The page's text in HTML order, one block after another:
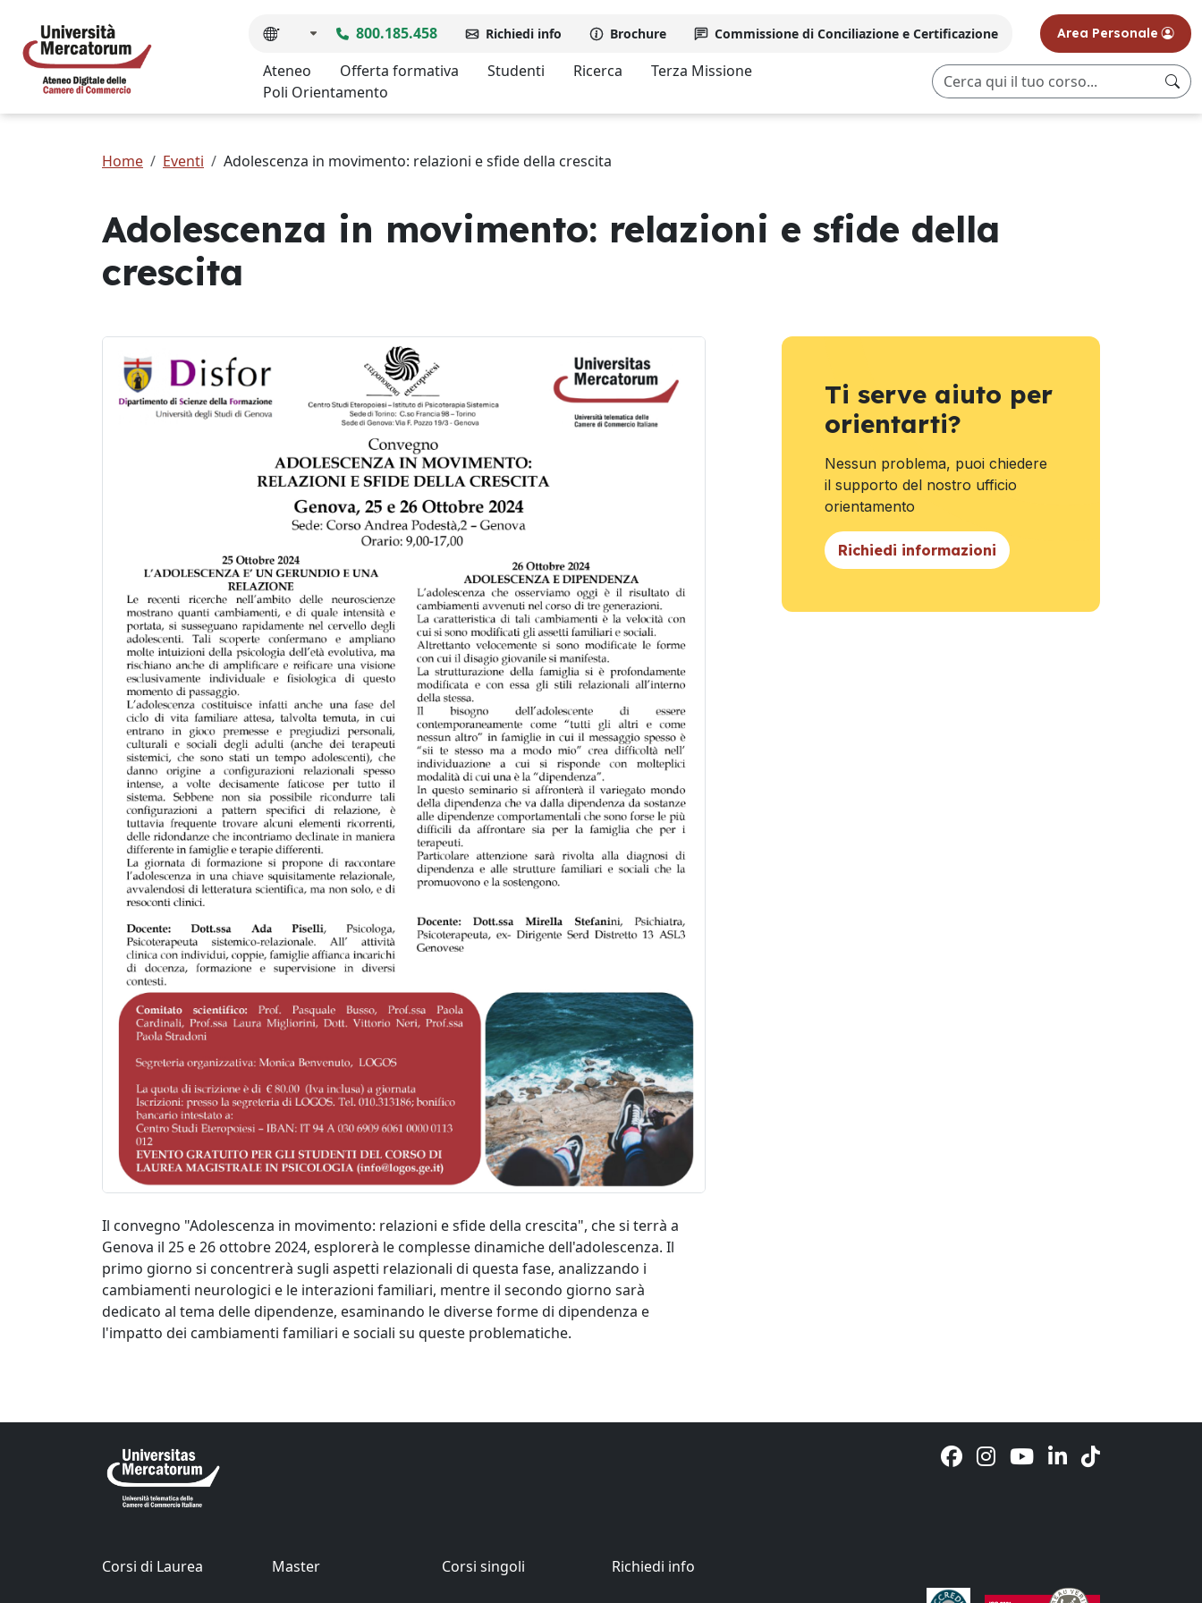
800.185.458 Richiedi info Brochure Commissione di Conciliazione e Certificazione Area Personale
Ateneo Offerta formativa Studenti Ricerca
Terza Missione
Poli Orientamento
Home Eventi Adolescenza in movimento: relazioni e sfide della crescita
Adolescenza in movimento: relazioni e sfide della
crescita
Il convegno "Adolescenza in movimento: relazioni e sfide della crescita", che si terrà a
Genova il 25 e 26 ottobre 2024, esplorerà le complesse dinamiche dell'adolescenza. Il
primo giorno si concentrerà sugli aspetti relazionali di questa fase, analizzando i
cambiamenti neurologici e le interazioni familiari, mentre il secondo giorno sarà
dedicato al tema delle dipendenze, esaminando le diverse forme di dipendenza e
l'impatto dei cambiamenti familiari e sociali su queste problematiche.
Ti serve aiuto per
orientarti?
Nessun problema, puoi chiedere
il supporto del nostro ufficio
orientamento
Richiedi informazioni
Corsi di Laurea Master Corsi singoli Richiedi info